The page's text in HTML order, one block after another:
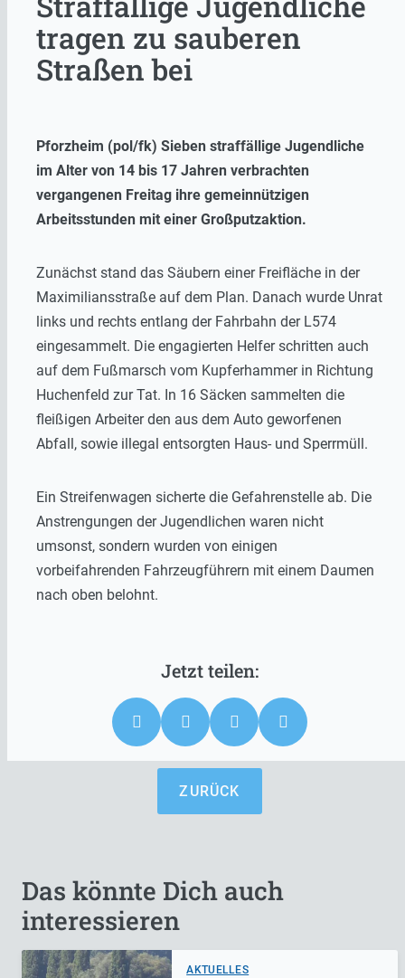
tragen zu sauberen
Straßen bei
Pforzheim (pol/fk) Sieben straffällige Jugendliche
im Alter von 14 bis 17 Jahren verbrachten
vergangenen Freitag ihre gemeinnützigen
Arbeitsstunden mit einer Großputzaktion.
Zunächst stand das Säubern einer Freifläche in der
Maximiliansstraße auf dem Plan. Danach wurde Unrat
links und rechts entlang der Fahrbahn der L574
eingesammelt. Die engagierten Helfer schritten auch
auf dem Fußmarsch vom Kupferhammer in Richtung
Huchenfeld zur Tat. In 16 Säcken sammelten die
fleißigen Arbeiter den aus dem Auto geworfenen
Abfall, sowie illegal entsorgten Haus- und Sperrmüll.
Ein Streifenwagen sicherte die Gefahrenstelle ab. Die
Anstrengungen der Jugendlichen waren nicht
umsonst, sondern wurden von einigen
vorbeifahrenden Fahrzeugführern mit einem Daumen
nach oben belohnt.
ZURÜCK
Das könnte Dich auch
interessieren
AKTUELLES